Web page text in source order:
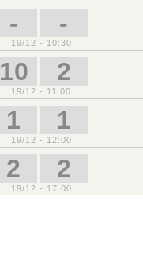
- -
19/12 - 10:30
10 2
19/12 - 11:00
1 1
19/12 - 12:00
2 2
19/12 - 17:00